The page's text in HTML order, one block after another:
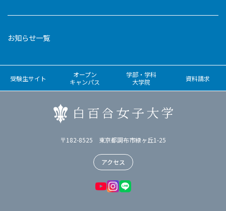
お知らせ一覧
受験生サイト
オープン
キャンパス
学部・学科
大学院
資料請求
〒182-8525 東京都調布市緑ヶ丘1-25
アクセス